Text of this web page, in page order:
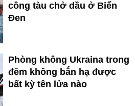
công tàu chở dầu ở Biển
Đen
Phòng không Ukraina trong
đêm không bắn hạ được
bất kỳ tên lửa nào